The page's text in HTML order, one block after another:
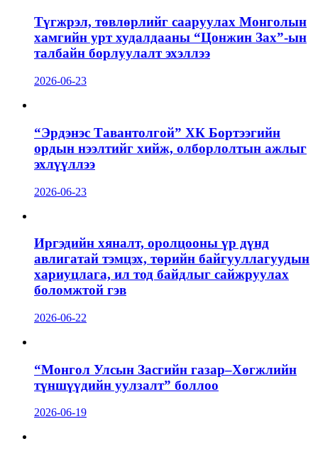
Түгжрэл, төвлөрлийг сааруулах Монголын
хамгийн урт худалдааны “Цонжин Зах”-ын
талбайн борлуулалт эхэллээ
2026-06-23
“Эрдэнэс Тавантолгой” ХК Бортээгийн
ордын нээлтийг хийж, олборлолтын ажлыг
эхлүүллээ
2026-06-23
Иргэдийн хяналт, оролцооны үр дүнд
авлигатай тэмцэх, төрийн байгууллагуудын
хариуцлага, ил тод байдлыг сайжруулах
боломжтой гэв
2026-06-22
“Монгол Улсын Засгийн газар–Хөгжлийн
түншүүдийн уулзалт” боллоо
2026-06-19